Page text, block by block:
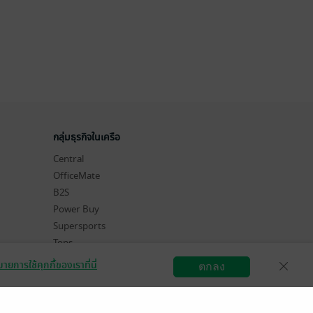
กลุ่มธุรกิจในเครือ
Central
OfficeMate
B2S
Power Buy
Supersports
Tops
Hytexts
สมัครขายอีบุ๊ก วิธีการใช้งาน
ายการใช้คุกกี้ของเราที่นี่ ตกลง